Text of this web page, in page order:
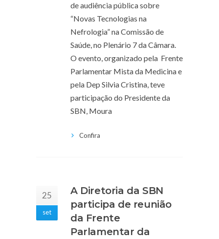
de audiência pública sobre
“Novas Tecnologias na
Nefrologia” na Comissão de
Saúde, no Plenário 7 da Câmara.
O evento, organizado pela Frente
Parlamentar Mista da Medicina e
pela Dep Silvia Cristina, teve
participação do Presidente da
SBN, Moura
Confira
25
set
A Diretoria da SBN
participa de reunião
da Frente
Parlamentar da